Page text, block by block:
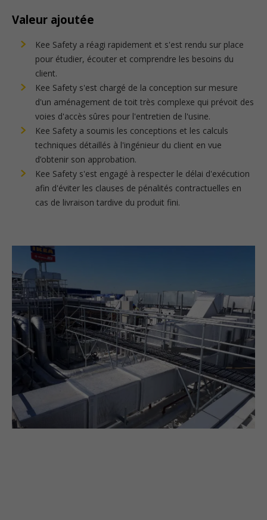
Valeur ajoutée
Kee Safety a réagi rapidement et s'est rendu sur place
pour étudier, écouter et comprendre les besoins du
client.
Kee Safety s'est chargé de la conception sur mesure
d'un aménagement de toit très complexe qui prévoit des
voies d'accès sûres pour l'entretien de l'usine.
Kee Safety a soumis les conceptions et les calculs
techniques détaillés à l'ingénieur du client en vue
d’obtenir son approbation.
Kee Safety s'est engagé à respecter le délai d'exécution
afin d'éviter les clauses de pénalités contractuelles en
cas de livraison tardive du produit fini.